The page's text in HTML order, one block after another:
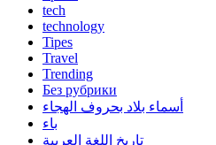
tech
technology
Tipes
Travel
Trending
Без рубрики
أسماء بلاد بحروف الهجاء
باء
تاريخ اللغة العربية